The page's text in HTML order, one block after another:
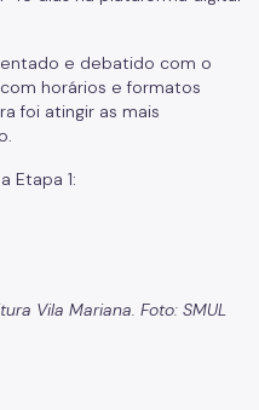
e debatido com o
horários e formatos
foi atingir as mais
Etapa 1:
Vila Mariana. Foto: SMUL